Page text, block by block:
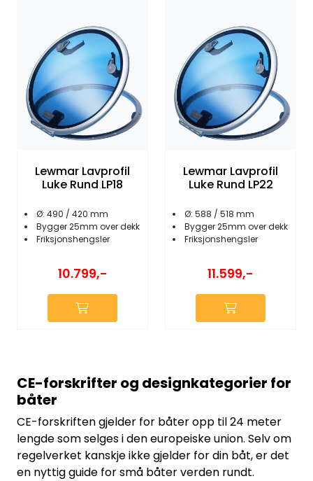
Lewmar Lavprofil
Luke Rund LP18
Ø: 490 / 420 mm
Bygger 25mm over dekk
Friksjonshengsler
10.799,-
Lewmar Lavprofil
Luke Rund LP22
Ø: 588 / 518 mm
Bygger 25mm over dekk
Friksjonshengsler
11.599,-
CE-forskrifter og designkategorier for
båter
CE-forskriften gjelder for båter opp til 24 meter
lengde som selges i den europeiske union. Selv om
regelverket kanskje ikke gjelder for din båt, er det
en nyttig guide for små båter verden rundt.